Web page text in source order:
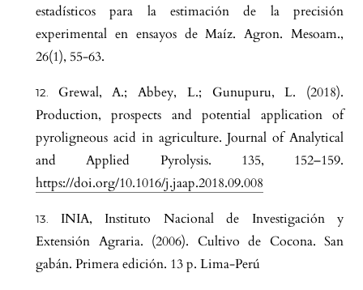
estadísticos para la estimación de la precisión
experimental en ensayos de Maíz. Agron. Mesoam.,
26(1), 55-63.
Grewal, A.; Abbey, L.; Gunupuru, L. (2018).
Production, prospects and potential application of
pyroligneous acid in agriculture. Journal of Analytical
and Applied Pyrolysis. 135, 152–159.
https://doi.org/10.1016/j.jaap.2018.09.008
INIA, Instituto Nacional de Investigación y
Extensión Agraria. (2006). Cultivo de Cocona. San
gabán. Primera edición. 13 p. Lima-Perú